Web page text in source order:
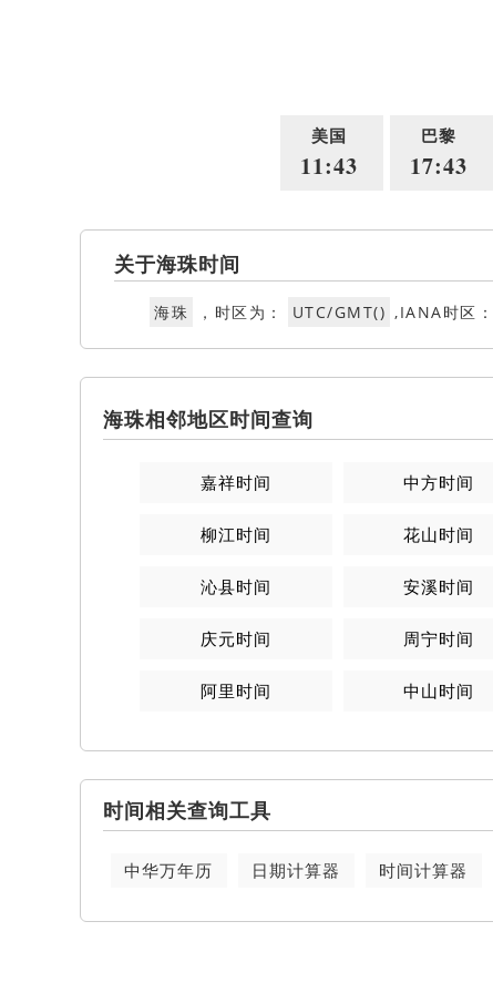
美国
11:43
巴黎
17:43
关于海珠时间
海珠 ，时区为： UTC/GMT() ,IANA时区：
海珠相邻地区时间查询
嘉祥时间 中方时间
柳江时间 花山时间
沁县时间 安溪时间
庆元时间 周宁时间
阿里时间 中山时间
时间相关查询工具
中华万年历 日期计算器 时间计算器